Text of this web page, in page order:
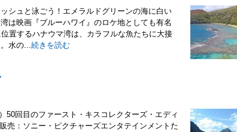
シュと泳ごう！エメラルドグリーンの海に白い
は映画『ブルーハワイ』のロケ地としても有名
置するハナウマ湾は、カラフルな魚たちに大接
水の...続きを読む
50回目のファースト・キスコレクターズ・エディ
売：ソニー・ピクチャーズエンタテインメントた